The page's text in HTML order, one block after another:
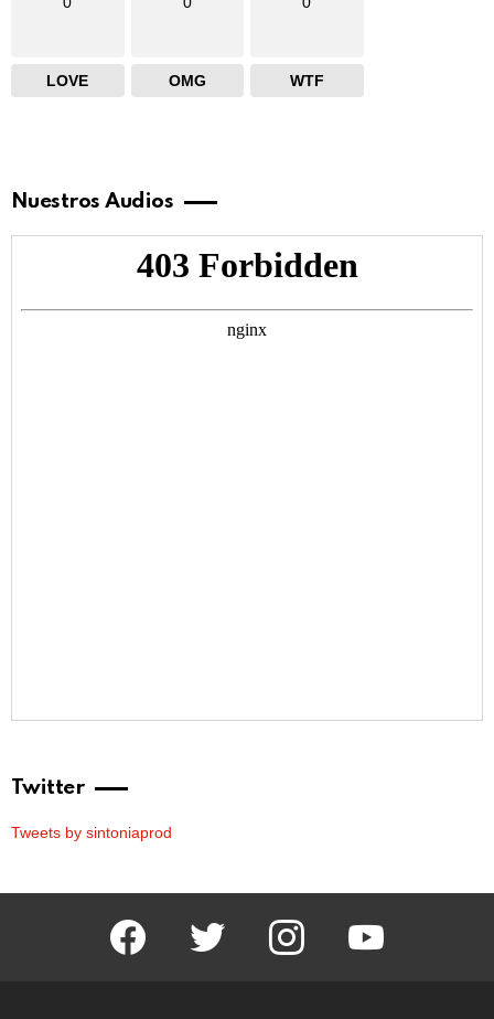
LOVE OMG WTF
Nuestros Audios
Twitter
Tweets by sintoniaprod
facebook twitter instagram